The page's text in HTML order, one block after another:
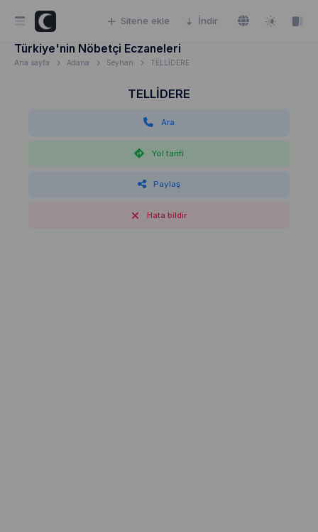
Sitene ekle İndir
Türkiye'nin Nöbetçi Eczaneleri
Ana sayfa Adana Seyhan TELLİDERE
TELLİDERE
Ara
Yol tarifi
Paylaş
Hata bildir